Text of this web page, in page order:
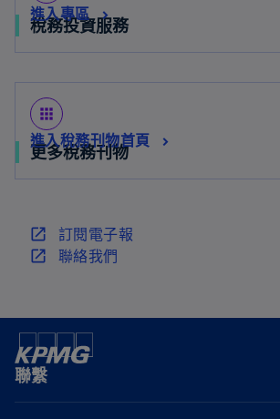
稅務投資服務
進入專區
apps
更多稅務刊物
進入稅務刊物首頁
訂閱電子報
在
新
中
開
啟
聯絡我們
在
籤
中
開
聯繫